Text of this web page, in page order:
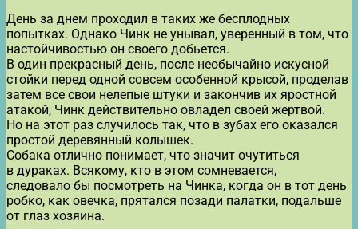
День за днем проходил в таких же бесплодных
попытках. Однако Чинк не унывал, уверенный в том, что
настойчивостью он своего добьется.
В один прекрасный день, после необычайно искусной
стойки перед одной совсем особенной крысой, проделав
затем все свои нелепые штуки и закончив их яростной
атакой, Чинк действительно овладел своей жертвой.
Но на этот раз случилось так, что в зубах его оказался
простой деревянный колышек.
Собака отлично понимает, что значит очутиться
в дураках. Всякому, кто в этом сомневается,
следовало бы посмотреть на Чинка, когда он в тот день
робко, как овечка, прятался позади палатки, подальше
от глаз хозяина.